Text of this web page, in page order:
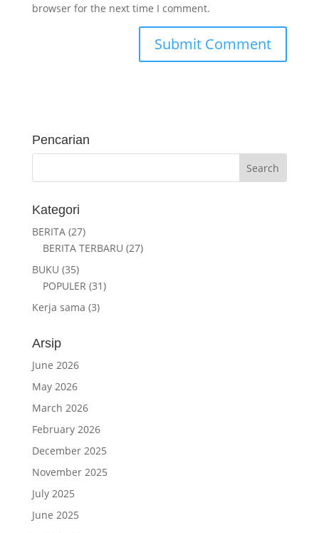
browser for the next time I comment.
Pencarian
Kategori
BERITA(27)
BERITA TERBARU (27)
BUKU (35)
POPULER (31)
Kerja sama (3)
Arsip
June 2026
May 2026
March 2026
February 2026
December 2025
November 2025
July 2025
June 2025